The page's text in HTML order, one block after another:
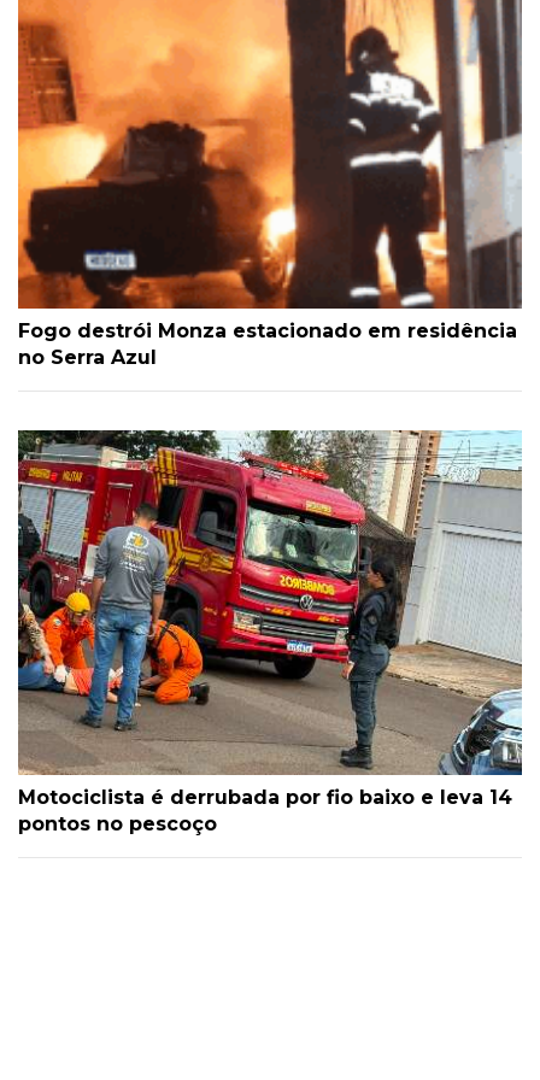
Fogo destrói Monza estacionado em residência
no Serra Azul
Motociclista é derrubada por fio baixo e leva 14
pontos no pescoço